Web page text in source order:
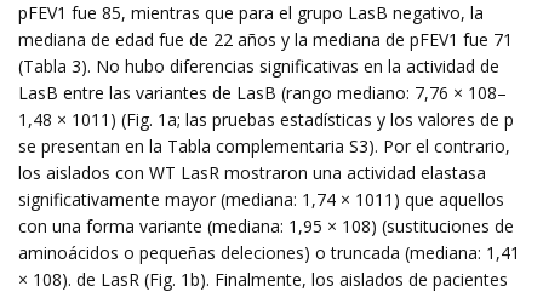
pFEV1 fue 85, mientras que para el grupo LasB negativo, la
mediana de edad fue de 22 años y la mediana de pFEV1 fue 71
(Tabla 3). No hubo diferencias significativas en la actividad de
LasB entre las variantes de LasB (rango mediano: 7,76 × 108–
1,48 × 1011) (Fig. 1a; las pruebas estadísticas y los valores de p
se presentan en la Tabla complementaria S3). Por el contrario,
los aislados con WT LasR mostraron una actividad elastasa
significativamente mayor (mediana: 1,74 × 1011) que aquellos
con una forma variante (mediana: 1,95 × 108) (sustituciones de
aminoácidos o pequeñas deleciones) o truncada (mediana: 1,41
× 108). de LasR (Fig. 1b). Finalmente, los aislados de pacientes